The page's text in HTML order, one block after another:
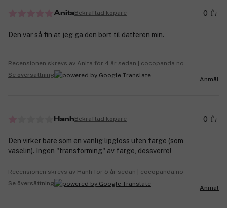
AnitaBekräftad köpare 0
Den var så fin at jeg ga den bort til datteren min.
Recensionen skrevs av Anita för 4 år sedan | cocopanda.no
Se översättning
Anmäl
HanhBekräftad köpare 0
Den virker bare som en vanlig lipgloss uten farge (som
vaselin). Ingen "transforming" av farge, dessverre!
Recensionen skrevs av Hanh för 5 år sedan | cocopanda.no
Se översättning
Anmäl